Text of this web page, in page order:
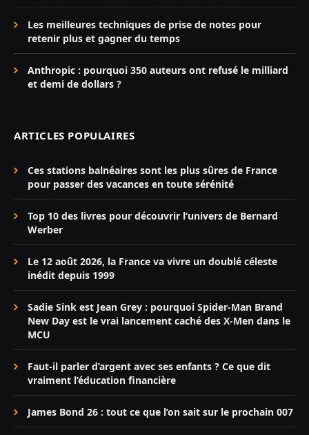
Les meilleures techniques de prise de notes pour
retenir plus et gagner du temps
Anthropic : pourquoi 350 auteurs ont refusé le milliard
et demi de dollars ?
ARTICLES POPULAIRES
Ces stations balnéaires sont les plus sûres de France
pour passer des vacances en toute sérénité
Top 10 des livres pour découvrir l’univers de Bernard
Werber
Le 12 août 2026, la France va vivre un doublé céleste
inédit depuis 1999
Sadie Sink est Jean Grey : pourquoi Spider-Man Brand
New Day est le vrai lancement caché des X-Men dans le
MCU
Faut-il parler d’argent avec ses enfants ? Ce que dit
vraiment l’éducation financière
James Bond 26 : tout ce que l’on sait sur le prochain 007